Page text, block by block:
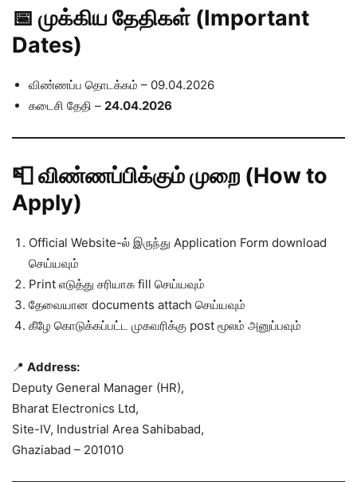
📅 முக்கிய தேதிகள் (Important
Dates)
விண்ணப்ப தொடக்கம் – 09.04.2026
கடைசி தேதி – 24.04.2026
📮 விண்ணப்பிக்கும் முறை (How to
Apply)
Official Website-ல் இருந்து Application Form download
செய்யவும்
Print எடுத்து சரியாக fill செய்யவும்
தேவையான documents attach செய்யவும்
கீழே கொடுக்கப்பட்ட முகவரிக்கு post மூலம் அனுப்பவும்
📍 Address:
Deputy General Manager (HR),
Bharat Electronics Ltd,
Site-IV, Industrial Area Sahibabad,
Ghaziabad – 201010